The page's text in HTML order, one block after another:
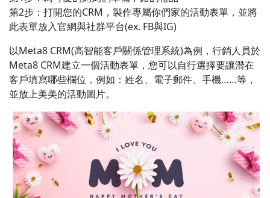
第2步：打開您的CRM，製作專屬你們家的活動表單，並將
此表單放入官網與社群平台(ex. FB與IG)
以Meta8 CRM(高智能客戶關係管理系統)為例，行銷人員於
Meta8 CRM建立一個活動表單，您可以自行選擇要讓潛在
客戶填寫哪些欄位，例如：姓名、電子郵件、手機……等，
並放上美美的活動圖片。